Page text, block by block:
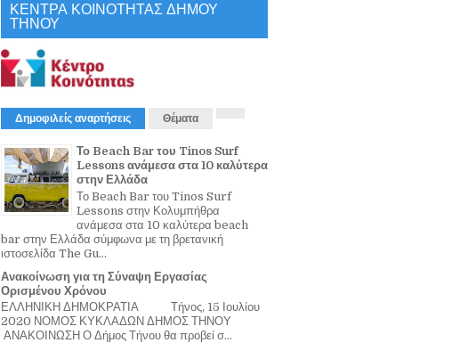
ΚΕΝΤΡΑ ΚΟΙΝΟΤΗΤΑΣ ΔΗΜΟΥ
ΤΗΝΟΥ
Δημοφιλείς αναρτήσεις Θέματα
Το Beach Bar του Tinos Surf
Lessons ανάμεσα στα 10 καλύτερα
στην Ελλάδα
Το Beach Bar του Tinos Surf
Lessons στην Κολυμπήθρα
ανάμεσα στα 10 καλύτερα beach
bar στην Ελλάδα σύμφωνα με τη βρετανική
ιστοσελίδα The Gu...
Ανακοίνωση για τη Σύναψη Εργασίας
Ορισμένου Χρόνου
ΕΛΛΗΝΙΚΗ ΔΗΜΟΚΡΑΤΙΑ Τήνος, 15 Ιουλίου
2020 ΝΟΜΟΣ ΚΥΚΛΑΔΩΝ ΔΗΜΟΣ ΤΗΝΟΥ
ΑΝΑΚΟΙΝΩΣΗ Ο Δήμος Τήνου θα προβεί σ...